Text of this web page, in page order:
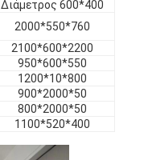
Διάμετρος 600*400
2000*550*760
2100*600*2200
950*600*550
1200*10*800
900*2000*50
800*2000*50
1100*520*400